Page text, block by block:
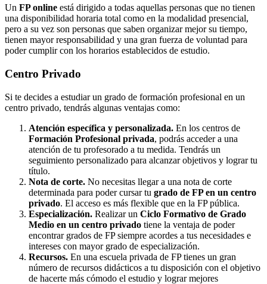
Un FP online está dirigido a todas aquellas personas que no tienen
una disponibilidad horaria total como en la modalidad presencial,
pero a su vez son personas que saben organizar mejor su tiempo,
tienen mayor responsabilidad y una gran fuerza de voluntad para
poder cumplir con los horarios establecidos de estudio.
Centro Privado
Si te decides a estudiar un grado de formación profesional en un
centro privado, tendrás algunas ventajas como:
Atención específica y personalizada. En los centros de
Formación Profesional privada, podrás acceder a una
atención de tu profesorado a tu medida. Tendrás un
seguimiento personalizado para alcanzar objetivos y lograr tu
título.
Nota de corte. No necesitas llegar a una nota de corte
determinada para poder cursar tu grado de FP en un centro
privado. El acceso es más flexible que en la FP pública.
Especialización. Realizar un Ciclo Formativo de Grado
Medio en un centro privado tiene la ventaja de poder
encontrar grados de FP siempre acordes a tus necesidades e
intereses con mayor grado de especialización.
Recursos. En una escuela privada de FP tienes un gran
número de recursos didácticos a tu disposición con el objetivo
de hacerte más cómodo el estudio y lograr mejores